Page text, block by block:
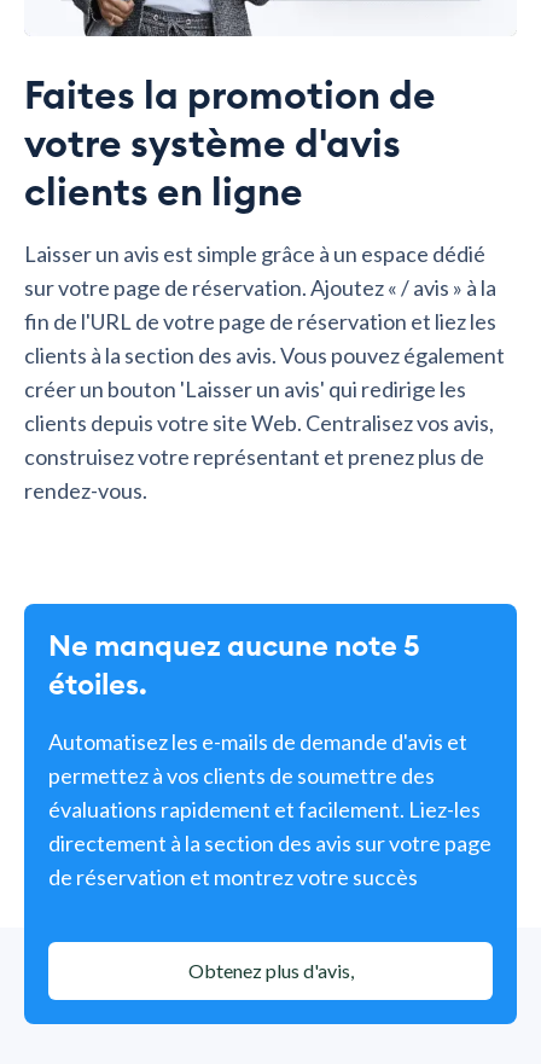
Faites la promotion de
votre système d'avis
clients en ligne
Laisser un avis est simple grâce à un espace dédié
sur votre page de réservation. Ajoutez « / avis » à la
fin de l'URL de votre page de réservation et liez les
clients à la section des avis. Vous pouvez également
créer un bouton 'Laisser un avis' qui redirige les
clients depuis votre site Web. Centralisez vos avis,
construisez votre représentant et prenez plus de
rendez-vous.
Ne manquez aucune note 5
étoiles.
Automatisez les e-mails de demande d'avis et
permettez à vos clients de soumettre des
évaluations rapidement et facilement. Liez-les
directement à la section des avis sur votre page
de réservation et montrez votre succès
Obtenez plus d'avis,